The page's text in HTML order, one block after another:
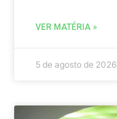
VER MATÉRIA »
5 de agosto de 2026